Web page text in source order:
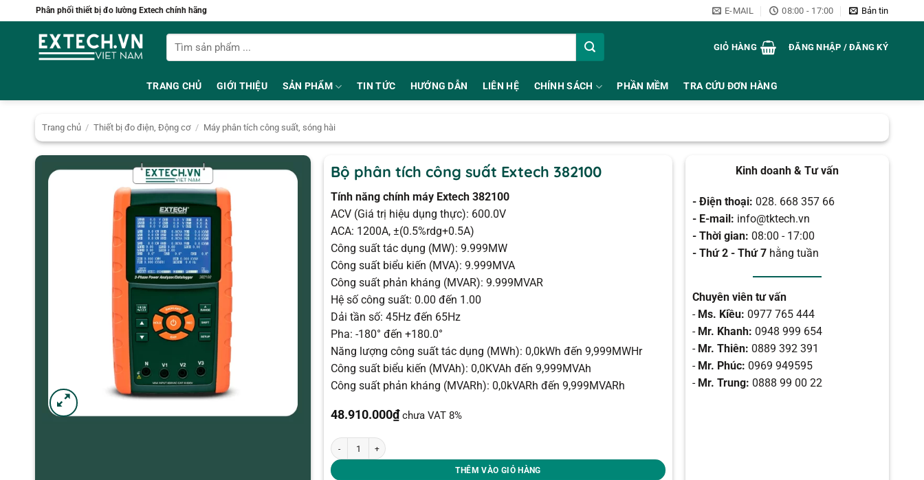
qua
Phân phối thiết bị đo lường Extech chính hãng E-MAIL 08:00 - 17:00 Bản tin
Tìm
kiếm:
GIỎ HÀNG ĐĂNG NHẬP / ĐĂNG KÝ
TRANG CHỦ GIỚI THIỆU SẢN PHẨM TIN TỨC HƯỚNG DẪN LIÊN HỆ CHÍNH SÁCH PHẦN MỀM TRA CỨU ĐƠN HÀNG
Trang chủ / Thiết bị đo điện, Động cơ / Máy phân tích công suất, sóng hài
Bộ phân tích công suất Extech 382100
Tính năng chính máy Extech 382100
ACV (Giá trị hiệu dụng thực): 600.0V
ACA: 1200A, ±(0.5%rdg+0.5A)
Công suất tác dụng (MW): 9.999MW
Công suất biểu kiến ​​(MVA): 9.999MVA
Công suất phản kháng (MVAR): 9.999MVAR
Hệ số công suất: 0.00 đến 1.00
Dải tần số: 45Hz đến 65Hz
Pha: -180° đến +180.0°
Năng lượng công suất tác dụng (MWh): 0,0kWh đến 9,999MWHr
Công suất biểu kiến ​​(MVAh): 0,0KVAh đến 9,999MVAh
Công suất phản kháng (MVARh): 0,0kVARh đến 9,999MVARh
48.910.000₫ chưa VAT 8%
Bộ phân tích công suất Extech 382100 số lượng
THÊM VÀO GIỎ HÀNG
Kinh doanh & Tư vấn
- Điện thoại: 028. 668 357 66
- E-mail: info@tktech.vn
- Thời gian: 08:00 - 17:00
- Thứ 2 - Thứ 7 hằng tuần
Chuyên viên tư vấn
- Ms. Kiều: 0977 765 444
- Mr. Khanh: 0948 999 654
- Mr. Thiên: 0889 392 391
- Mr. Phúc: 0969 949595
- Mr. Trung: 0888 99 00 22